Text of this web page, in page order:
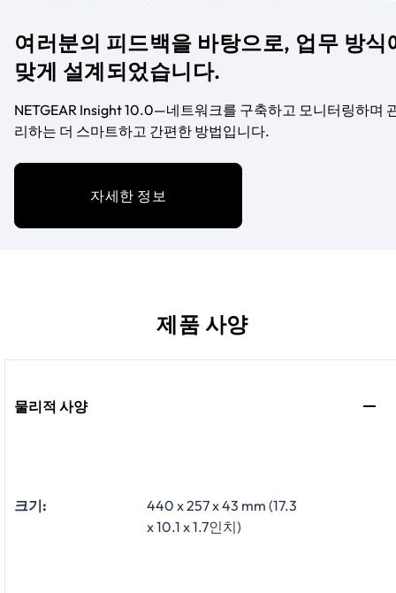
여러분의 피드백을 바탕으로, 업무 방식
맞게 설계되었습니다.
NETGEAR Insight 10.0—네트워크를 구축하고 모니터링하며
리하는 더 스마트하고 간편한 방법입니다.
자세한 정보
제품 사양
물리적 사양
크기:
440 x 257 x 43 mm (17.3
x 10.1 x 1.7인치)